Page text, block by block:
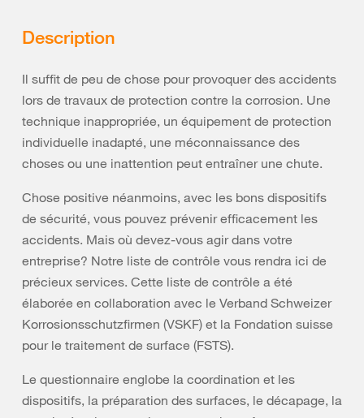
Description
Il suffit de peu de chose pour provoquer des accidents
lors de travaux de protection contre la corrosion. Une
technique inappropriée, un équipement de protection
individuelle inadapté, une méconnaissance des
choses ou une inattention peut entraîner une chute.
Chose positive néanmoins, avec les bons dispositifs
de sécurité, vous pouvez prévenir efficacement les
accidents. Mais où devez-vous agir dans votre
entreprise? Notre liste de contrôle vous rendra ici de
précieux services. Cette liste de contrôle a été
élaborée en collaboration avec le Verband Schweizer
Korrosionsschutzfirmen (VSKF) et la Fondation suisse
pour le traitement de surface (FSTS).
Le questionnaire englobe la coordination et les
dispositifs, la préparation des surfaces, le décapage, la